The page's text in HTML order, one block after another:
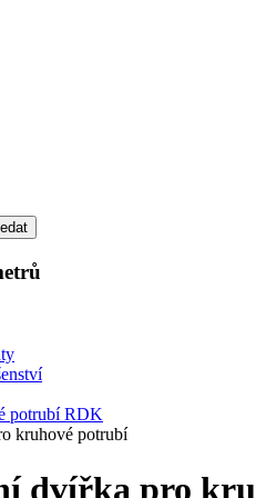
potrubí RDK
kruhové potrubí
dvířka pro